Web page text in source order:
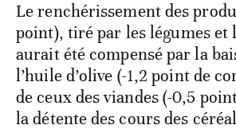
Le renchérissement des
point), tiré par les légumes et
aurait été compensé par la
l’huile d’olive (-1,2 point de
de ceux des viandes (-0,5
la détente des cours des